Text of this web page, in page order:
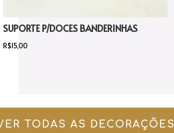
SUPORTE P/DOCES BANDERINHAS
R$15,00
TODAS AS DECORAÇÕES